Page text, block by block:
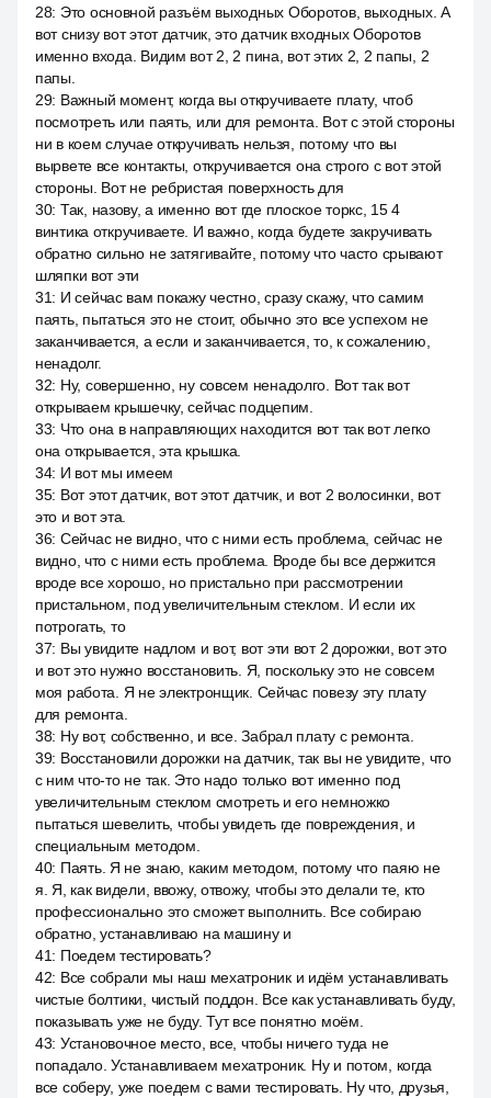
28: Это основной разъём выходных Оборотов, выходных. А
вот снизу вот этот датчик, это датчик входных Оборотов
именно входа. Видим вот 2, 2 пина, вот этих 2, 2 папы, 2
папы.
29: Важный момент, когда вы откручиваете плату, чтоб
посмотреть или паять, или для ремонта. Вот с этой стороны
ни в коем случае откручивать нельзя, потому что вы
вырвете все контакты, откручивается она строго с вот этой
стороны. Вот не ребристая поверхность для
30: Так, назову, а именно вот где плоское торкс, 15 4
винтика откручиваете. И важно, когда будете закручивать
обратно сильно не затягивайте, потому что часто срывают
шляпки вот эти
31: И сейчас вам покажу честно, сразу скажу, что самим
паять, пытаться это не стоит, обычно это все успехом не
заканчивается, а если и заканчивается, то, к сожалению,
ненадолг.
32: Ну, совершенно, ну совсем ненадолго. Вот так вот
открываем крышечку, сейчас подцепим.
33: Что она в направляющих находится вот так вот легко
она открывается, эта крышка.
34: И вот мы имеем
35: Вот этот датчик, вот этот датчик, и вот 2 волосинки, вот
это и вот эта.
36: Сейчас не видно, что с ними есть проблема, сейчас не
видно, что с ними есть проблема. Вроде бы все держится
вроде все хорошо, но пристально при рассмотрении
пристальном, под увеличительным стеклом. И если их
потрогать, то
37: Вы увидите надлом и вот, вот эти вот 2 дорожки, вот это
и вот это нужно восстановить. Я, поскольку это не совсем
моя работа. Я не электронщик. Сейчас повезу эту плату
для ремонта.
38: Ну вот, собственно, и все. Забрал плату с ремонта.
39: Восстановили дорожки на датчик, так вы не увидите, что
с ним что-то не так. Это надо только вот именно под
увеличительным стеклом смотреть и его немножко
пытаться шевелить, чтобы увидеть где повреждения, и
специальным методом.
40: Паять. Я не знаю, каким методом, потому что паяю не
я. Я, как видели, ввожу, отвожу, чтобы это делали те, кто
профессионально это сможет выполнить. Все собираю
обратно, устанавливаю на машину и
41: Поедем тестировать?
42: Все собрали мы наш мехатроник и идём устанавливать
чистые болтики, чистый поддон. Все как устанавливать буду,
показывать уже не буду. Тут все понятно моём.
43: Установочное место, все, чтобы ничего туда не
попадало. Устанавливаем мехатроник. Ну и потом, когда
все соберу, уже поедем с вами тестировать. Ну что, друзья,